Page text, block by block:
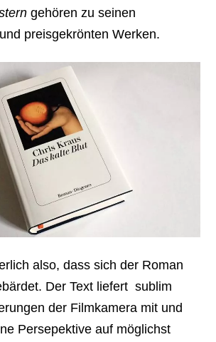
gehören zu seinen
preisgekrönten Werken.
also, dass sich der Roman
Der Text liefert sublim
der Filmkamera mit und
Persepektive auf möglichst